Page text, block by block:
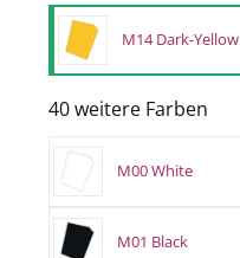
M14 Dark-Yellow
40 weitere Farben
M00 White
M01 Black